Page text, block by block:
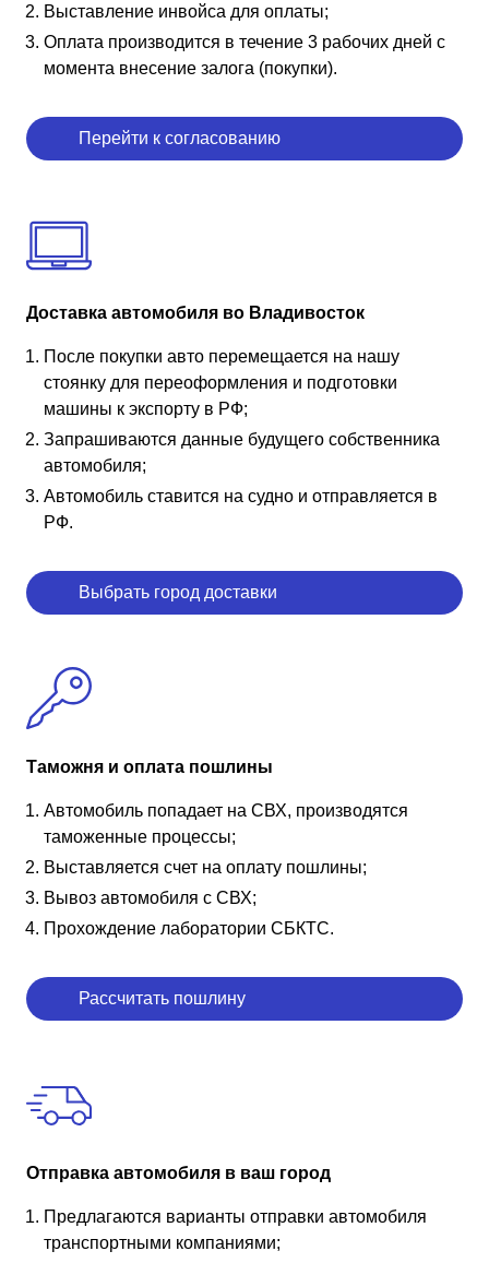
Выставление инвойса для оплаты;
Оплата производится в течение 3 рабочих дней с
момента внесение залога (покупки).
Перейти к согласованию
Доставка автомобиля во Владивосток
После покупки авто перемещается на нашу
стоянку для переоформления и подготовки
машины к экспорту в РФ;
Запрашиваются данные будущего собственника
автомобиля;
Автомобиль ставится на судно и отправляется в
РФ.
Выбрать город доставки
Таможня и оплата пошлины
Автомобиль попадает на СВХ, производятся
таможенные процессы;
Выставляется счет на оплату пошлины;
Вывоз автомобиля с СВХ;
Прохождение лаборатории СБКТС.
Рассчитать пошлину
Отправка автомобиля в ваш город
Предлагаются варианты отправки автомобиля
транспортными компаниями;